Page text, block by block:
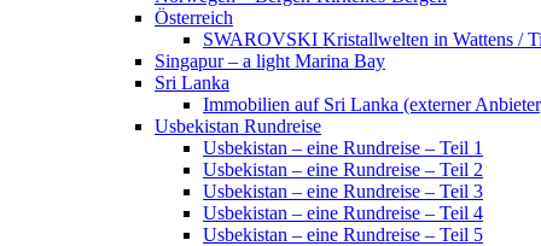
Österreich
SWAROVSKI Kristallwelten in Wattens /
Singapur – a light Marina Bay
Sri Lanka
Immobilien auf Sri Lanka (externer
Usbekistan Rundreise
Usbekistan – eine Rundreise – Teil 1
Usbekistan – eine Rundreise – Teil 2
Usbekistan – eine Rundreise – Teil 3
Usbekistan – eine Rundreise – Teil 4
Usbekistan – eine Rundreise – Teil 5